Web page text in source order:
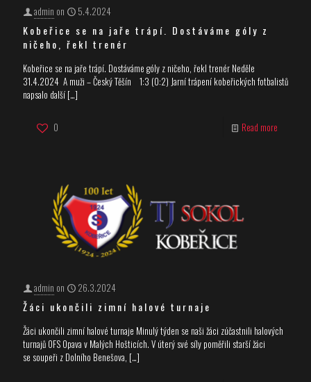
admin on 5.4.2024
Kobeřice se na jaře trápí. Dostáváme góly z
ničeho, řekl trenér
Kobeřice se na jaře trápí. Dostáváme góly z ničeho, řekl trenér Neděle
31.4.2024 A muži – Český Těšín 1:3 (0:2) Jarní trápení kobeřických fotbalistů
napsalo další […]
0 Read more
admin on 26.3.2024
Žáci ukončili zimní halové turnaje
Žáci ukončili zimní halové turnaje Minulý týden se naši žáci zúčastnili halových
turnajů OFS Opava v Malých Hošticích. V úterý své síly poměřili starší žáci
se soupeři z Dolního Benešova, […]